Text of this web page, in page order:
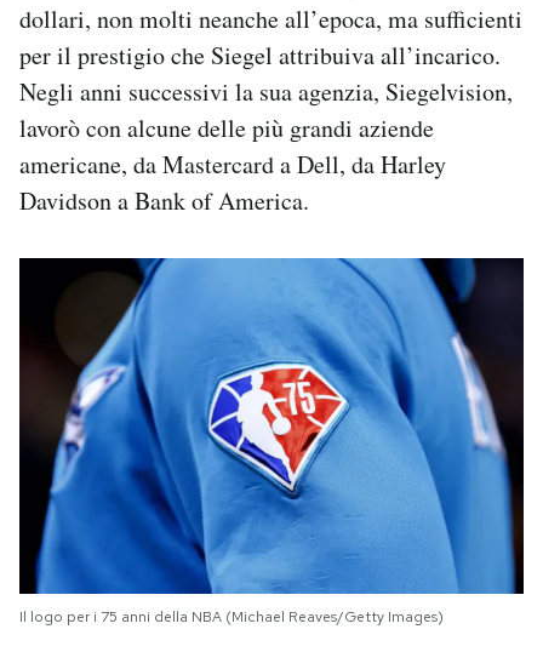
dollari, non molti neanche all’epoca, ma sufficienti
per il prestigio che Siegel attribuiva all’incarico.
Negli anni successivi la sua agenzia, Siegelvision,
lavorò con alcune delle più grandi aziende
americane, da Mastercard a Dell, da Harley
Davidson a Bank of America.
Il logo per i 75 anni della NBA (Michael Reaves/Getty Images)